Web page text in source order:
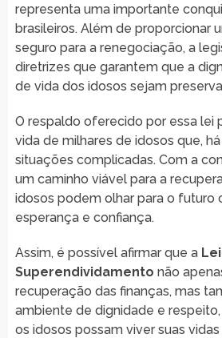
representa uma importante
brasileiros. Além de proporcionar
seguro para a renegociação, a
diretrizes que garantem que a
de vida dos idosos sejam
O respaldo oferecido por essa lei
vida de milhares de idosos que,
situações complicadas. Com a
um caminho viável para a
idosos podem olhar para o futuro
esperança e confiança.
Assim, é possível afirmar que a
Superendividamento não
recuperação das finanças, mas
ambiente de dignidade e
os idosos possam viver suas